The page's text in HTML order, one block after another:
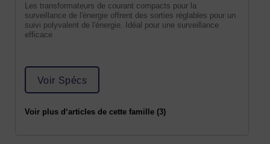
Les transformateurs de courant compacts pour la
surveillance de l'énergie offrent des sorties réglables pour un
suivi polyvalent de l'énergie. Idéal pour une surveillance
efficace
Voir Spécs
Voir plus d‘articles de cette famille (3)